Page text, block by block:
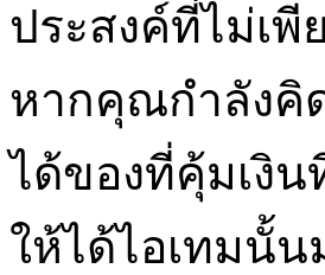
ประสงค์ที่ไม่เ
หากคุณกำลังคิ
ได้ของที่คุ้มเงิ
ให้ได้ไอเทมนั้